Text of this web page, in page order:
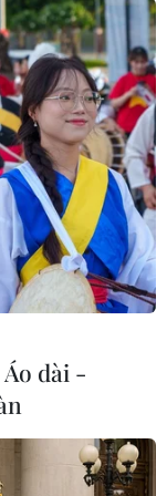
buộc của
vụ tấn công
các hành
.
Vietnam+)
dài -